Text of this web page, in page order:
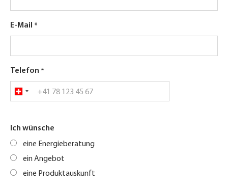
E-Mail
Telefon
Ich wünsche
eine Energieberatung
ein Angebot
eine Produktauskunft